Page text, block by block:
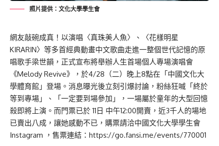
照片提供：文化大學學生會
網友敲碗成真！以演唱〈真珠美人魚〉、〈花樣明星
KIRARIN〉等多首經典動畫中文歌曲走進一整個世代記憶的原
唱歌手梁世韻，正式宣布將舉辦人生首場個人專場演唱會
《Melody Revive》，於4/28（二）晚上8點在「中國文化大
學體育館」登場。消息曝光後立刻引爆討論，粉絲狂喊「終於
等到專場」、「一定要到場參加」，一場屬於童年的大型回憶
殺即將上演。而門票已於 11日 中午12:00開賣，近3千人的場地
已賣出八成，讓她感動不已，購票請洽中國文化大學學生會
Instagram ，售票連結： https://go.fansi.me/events/770001